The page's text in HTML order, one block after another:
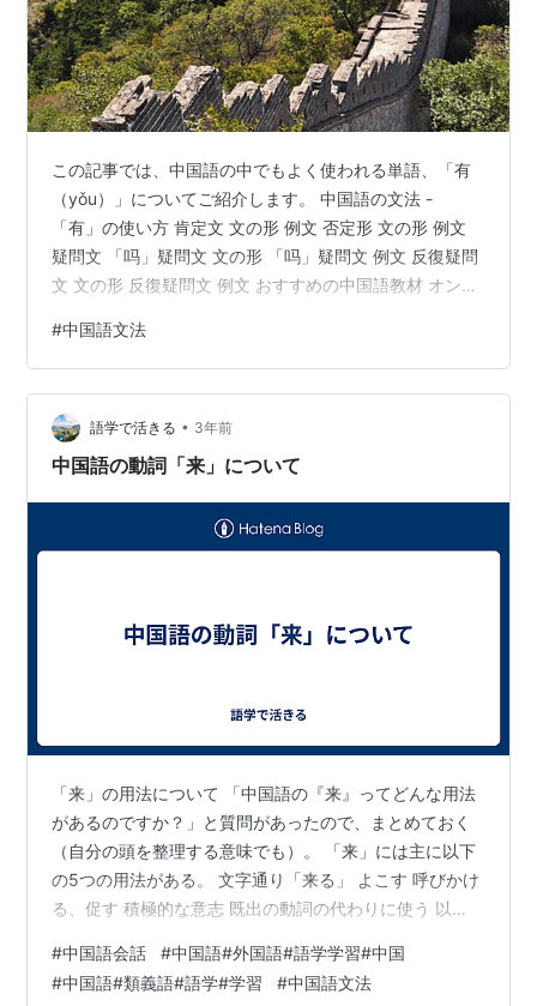
この記事では、中国語の中でもよく使われる単語、「有
（yǒu）」についてご紹介します。 中国語の文法 -
「有」の使い方 肯定文 文の形 例文 否定形 文の形 例文
疑問文 「吗」疑問文 文の形 「吗」疑問文 例文 反復疑問
文 文の形 反復疑問文 例文 おすすめの中国語教材 オンラ
法 - 「有」の使い方 中国語の「有（yǒu）」は、日本語
と同じように「～を持っている」という意味を持っ、所
有の動詞です。 文の形は、〈主語＋「有」＋目的語
（人・物）〉で、SVO構文になります。日本語に訳す
と、「人が～を持っている」となりますが、目的語が
#中国語文法
語学で活きる • 3年前
中国語の動詞「来」について
「来」の用法について 「中国語の『来』ってどんな用法
があるのですか？」と質問があったので、まとめておく
（自分の頭を整理する意味でも）。 「来」には主に以下
の5つの用法がある。 文字通り「来る」 よこす 呼びかけ
る、促す 積極的な意志 既出の動詞の代わりに使う 以
中国留学两年了。 2. よこす 例句： 你马上给我来电话
吧。 我朋友来邮件说，他要回一次日本。 メモ： これは
#中国語会話 #中国語#外国語#語学学習#中国
#中国語#類義語#語学#学習 #中国語文法